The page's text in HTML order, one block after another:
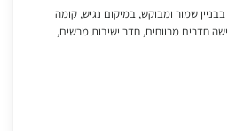
ייצוגי, בבניין שמור ומבוקש, במיקום נגיש, קומה
חדרים מרווחים, חדר ישיבות מרשים,